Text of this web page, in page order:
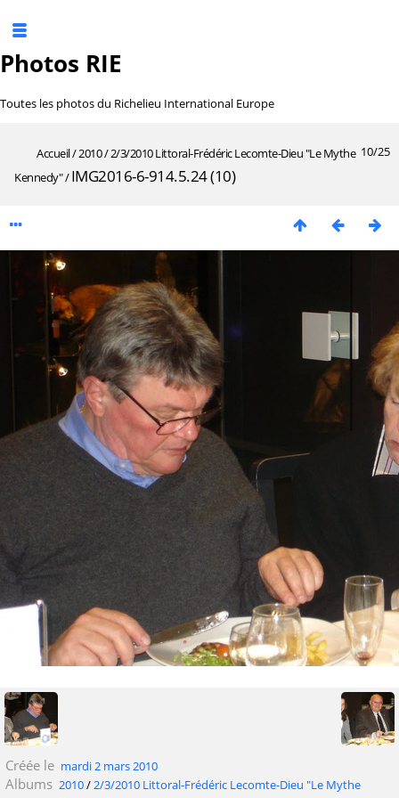
Photos RIE
Toutes les photos du Richelieu International Europe
10/25
Accueil/2010/2/3/2010 Littoral-Frédéric Lecomte-Dieu "Le Mythe
Kennedy"/IMG2016-6-914.5.24 (10)
Créée le mardi 2 mars 2010
Albums 2010/2/3/2010 Littoral-Frédéric Lecomte-Dieu "Le Mythe